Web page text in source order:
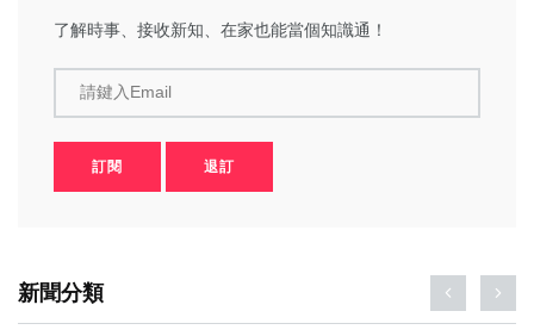
了解時事、接收新知、在家也能當個知識通！
請鍵入Email
訂閱 退訂
新聞分類